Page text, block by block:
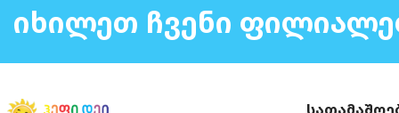
ᲘᲮᲘᲚᲔᲗ ᲩᲕᲔᲜᲘ